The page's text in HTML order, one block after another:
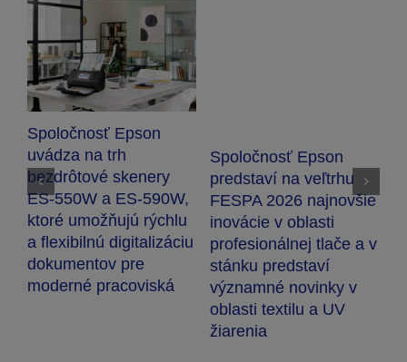
Spoločnosť Epson
uvádza na trh
bezdrôtové skenery
ES-550W a ES-590W,
ktoré umožňujú rýchlu
a flexibilnú digitalizáciu
dokumentov pre
moderné pracoviská
Spoločnosť Epson
predstaví na veľtrhu
FESPA 2026 najnovšie
inovácie v oblasti
profesionálnej tlače a v
stánku predstaví
významné novinky v
oblasti textilu a UV
žiarenia